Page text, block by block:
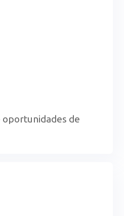
oportunidades de